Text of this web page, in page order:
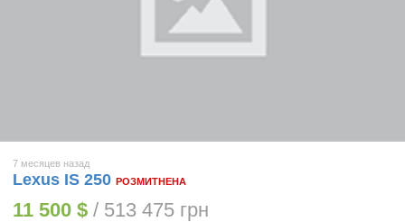
7 месяцев назад
Lexus IS 250 РОЗМИТНЕНА
11 500 $ / 513 475 грн